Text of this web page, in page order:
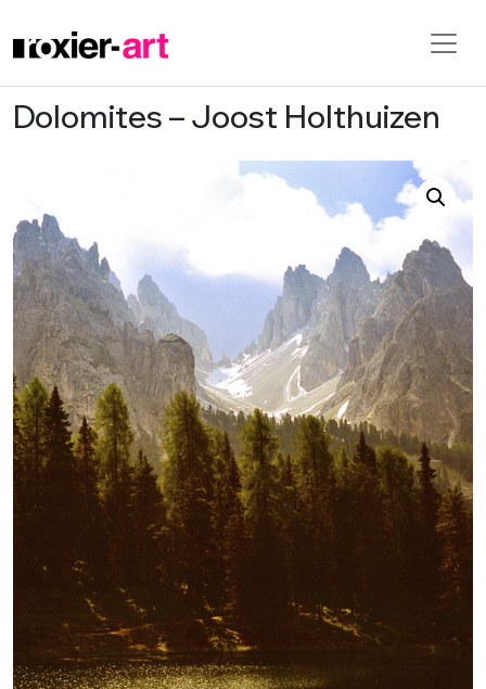
Skip to main content
Dolomites – Joost Holthuizen